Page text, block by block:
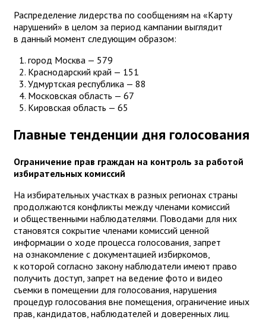
Распределение лидерства по сообщениям на «Карту
нарушений» в целом за период кампании выглядит
в данный момент следующим образом:
город Москва — 579
Краснодарский край — 151
Удмуртская республика — 88
Московская область — 67
Кировская область — 65
Главные тенденции дня голосования
Ограничение прав граждан на контроль за работой
избирательных комиссий
На избирательных участках в разных регионах страны
продолжаются конфликты между членами комиссий
и общественными наблюдателями. Поводами для них
становятся сокрытие членами комиссий ценной
информации о ходе процесса голосования, запрет
на ознакомление с документацией избиркомов,
к которой согласно закону наблюдатели имеют право
получить доступ, запрет на ведение фото и видео
съемки в помещении для голосования, нарушения
процедур голосования вне помещения, ограничение иных
прав, кандидатов, наблюдателей и доверенных лиц.